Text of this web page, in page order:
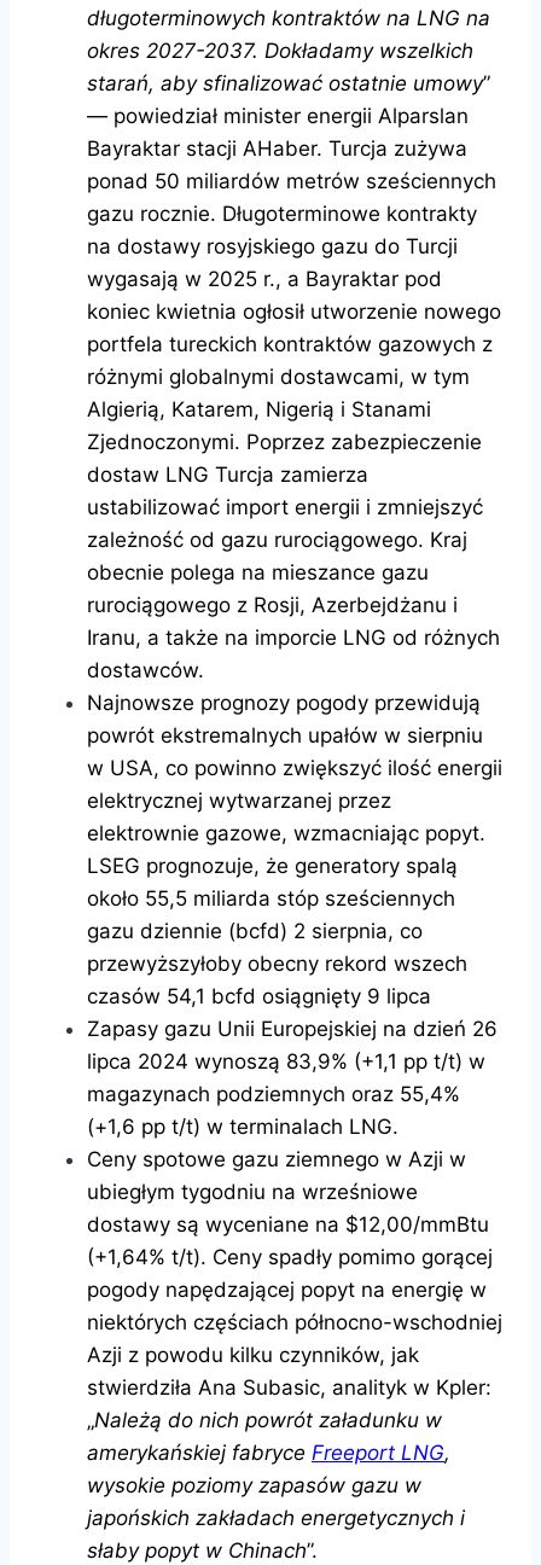
długoterminowych kontraktów na LNG na
okres 2027-2037. Dokładamy wszelkich
starań, aby sfinalizować ostatnie umowy”
— powiedział minister energii Alparslan
Bayraktar stacji AHaber. Turcja zużywa
ponad 50 miliardów metrów sześciennych
gazu rocznie. Długoterminowe kontrakty
na dostawy rosyjskiego gazu do Turcji
wygasają w 2025 r., a Bayraktar pod
koniec kwietnia ogłosił utworzenie nowego
portfela tureckich kontraktów gazowych z
różnymi globalnymi dostawcami, w tym
Algierią, Katarem, Nigerią i Stanami
Zjednoczonymi. Poprzez zabezpieczenie
dostaw LNG Turcja zamierza
ustabilizować import energii i zmniejszyć
zależność od gazu rurociągowego. Kraj
obecnie polega na mieszance gazu
rurociągowego z Rosji, Azerbejdżanu i
Iranu, a także na imporcie LNG od różnych
dostawców.
Najnowsze prognozy pogody przewidują
powrót ekstremalnych upałów w sierpniu
w USA, co powinno zwiększyć ilość energii
elektrycznej wytwarzanej przez
elektrownie gazowe, wzmacniając popyt.
LSEG prognozuje, że generatory spalą
około 55,5 miliarda stóp sześciennych
gazu dziennie (bcfd) 2 sierpnia, co
przewyższyłoby obecny rekord wszech
czasów 54,1 bcfd osiągnięty 9 lipca
Zapasy gazu Unii Europejskiej na dzień 26
lipca 2024 wynoszą 83,9% (+1,1 pp t/t) w
magazynach podziemnych oraz 55,4%
(+1,6 pp t/t) w terminalach LNG.
Ceny spotowe gazu ziemnego w Azji w
ubiegłym tygodniu na wrześniowe
dostawy są wyceniane na $12,00/mmBtu
(+1,64% t/t). Ceny spadły pomimo gorącej
pogody napędzającej popyt na energię w
niektórych częściach północno-wschodniej
Azji z powodu kilku czynników, jak
stwierdziła Ana Subasic, analityk w Kpler:
„Należą do nich powrót załadunku w
amerykańskiej fabryce Freeport LNG,
wysokie poziomy zapasów gazu w
japońskich zakładach energetycznych i
słaby popyt w Chinach”.